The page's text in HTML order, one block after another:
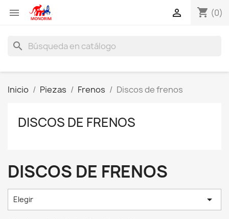
 shopping_cart (0)

search
Inicio Piezas Frenos Discos de frenos
DISCOS DE FRENOS
DISCOS DE FRENOS
Elegir 